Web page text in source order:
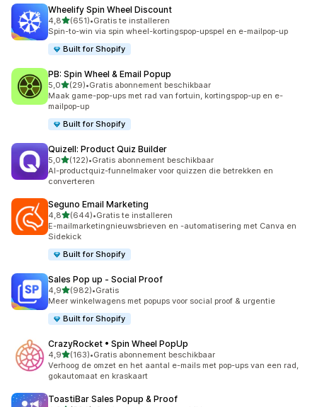
Wheelify Spin Wheel Discount
4,8van 5 sterren
(651)
651 recensies in totaal
•Gratis te installeren
Spin-to-win via spin wheel-kortingspop-upspel en e-mailpop-up
Built for Shopify
PB: Spin Wheel & Email Popup
5,0van 5 sterren
(29)
29 recensies in totaal
•Gratis abonnement beschikbaar
Maak game-pop-ups met rad van fortuin, kortingspop-up en e-
mailpop-up
Built for Shopify
Quizell: Product Quiz Builder
5,0van 5 sterren
(122)
122 recensies in totaal
•Gratis abonnement beschikbaar
AI-productquiz-funnelmaker voor quizzen die betrekken en
converteren
Seguno Email Marketing
4,8van 5 sterren
(644)
644 recensies in totaal
•Gratis te installeren
E-mailmarketingnieuwsbrieven en -automatisering met Canva en
Sidekick
Built for Shopify
Sales Pop up ‑ Social Proof
4,9van 5 sterren
(982)
982 recensies in totaal
•Gratis
Meer winkelwagens met popups voor social proof & urgentie
Built for Shopify
CrazyRocket • Spin Wheel PopUp
4,9van 5 sterren
(163)
163 recensies in totaal
•Gratis abonnement beschikbaar
Verhoog de omzet en het aantal e-mails met pop-ups van een rad,
gokautomaat en kraskaart
ToastiBar Sales Popup & Proof